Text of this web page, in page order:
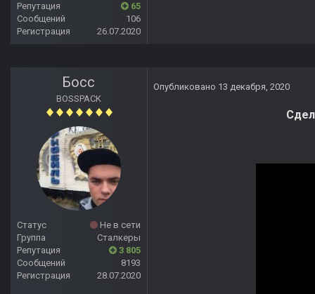
Репутация
65
Сообщений
106
Регистрация
26.07.2020
Босс
BOSSPACK
Статус
Не в сети
Группа
Сталкеры
Репутация
3 805
Сообщений
8193
Регистрация
28.07.2020
Опубликовано 13 декабря, 2020